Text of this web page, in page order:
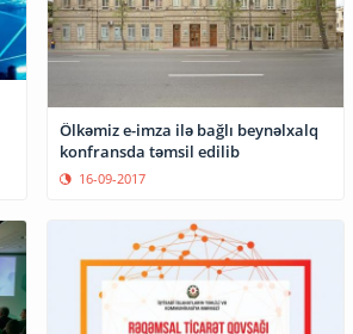
Ölkəmiz e-imza ilə bağlı beynəlxalq
konfransda təmsil edilib
16-09-2017